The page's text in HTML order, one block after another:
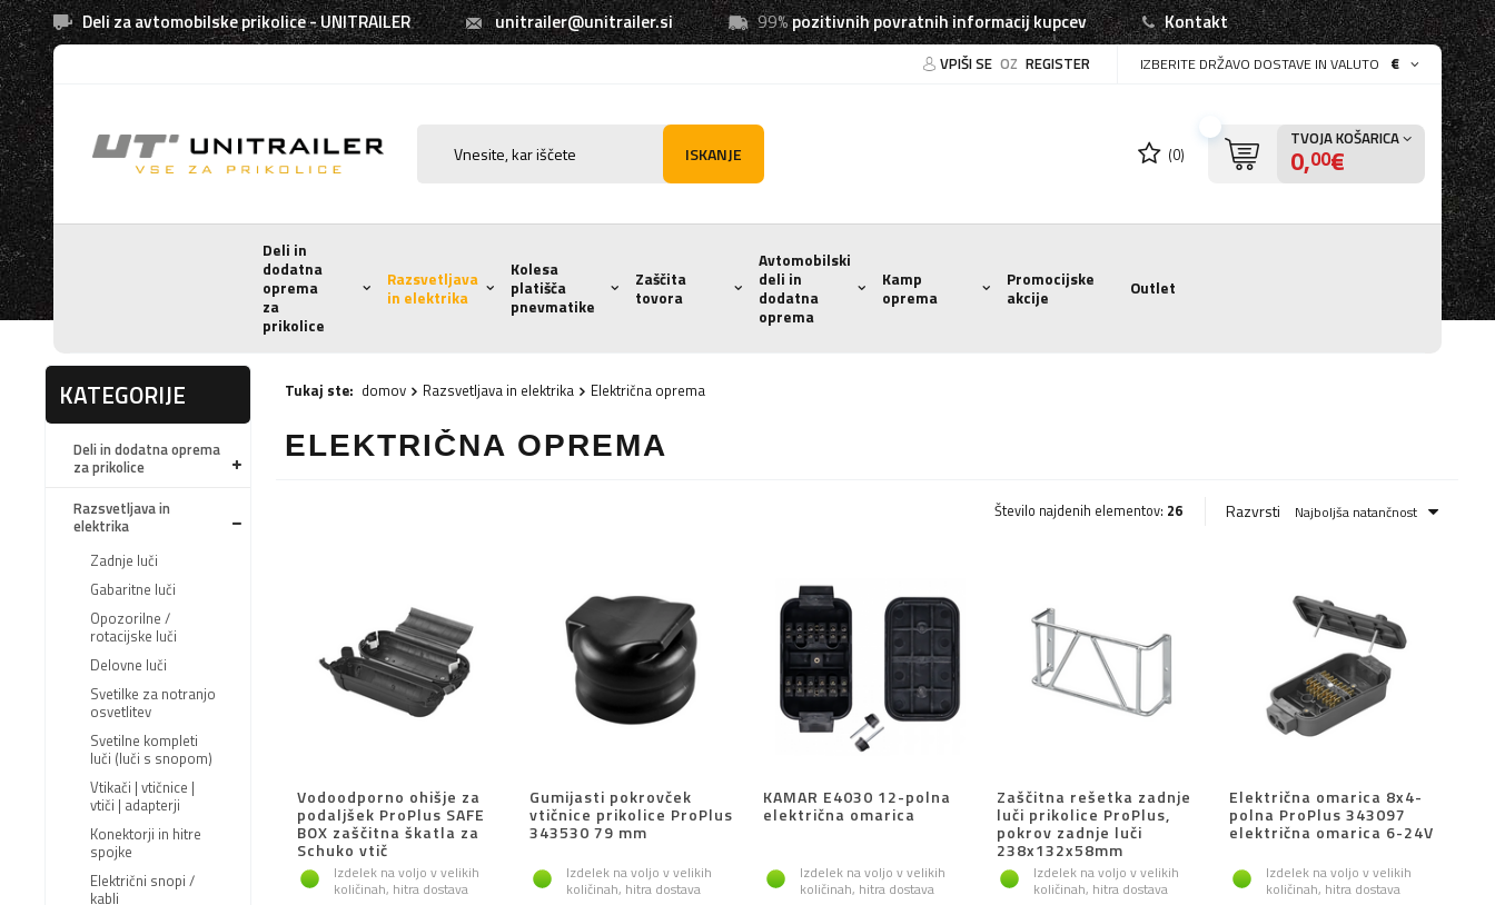
Deli za avtomobilske prikolice - UNITRAILER unitrailer@unitrailer.si 99%pozitivnih povratnih informacij kupcev Kontakt
VPIŠI SE OZ REGISTER IZBERITE DRŽAVO DOSTAVE IN VALUTO €
ISKANJE (0)
TVOJA KOŠARICA
0,00€
Deli in
dodatna
oprema
za
prikolice
Razsvetljava
in elektrika
Kolesa
platišča
pnevmatike
Zaščita
tovora
Avtomobilski
deli in
dodatna
oprema
Kamp
oprema
Promocijske
akcije
Outlet
KATEGORIJE
Deli in dodatna oprema
za prikolice
Razsvetljava in
elektrika
Zadnje luči
Gabaritne luči
Opozorilne /
rotacijske luči
Delovne luči
Svetilke za notranjo
osvetlitev
Svetilne kompleti
luči (luči s snopom)
Vtikači | vtičnice |
vtiči | adapterji
Konektorji in hitre
spojke
Električni snopi /
kabli
Tukaj ste: domov Razsvetljava in elektrika Električna oprema
ELEKTRIČNA OPREMA
Število najdenih elementov: 26 Razvrsti Najboljša natančnost
Vodoodporno ohišje za
podaljšek ProPlus SAFE
BOX zaščitna škatla za
Schuko vtič
Izdelek na voljo v velikih
količinah, hitra dostava
Gumijasti pokrovček
vtičnice prikolice ProPlus
343530 79 mm
Izdelek na voljo v velikih
količinah, hitra dostava
KAMAR E4030 12-polna
električna omarica
Izdelek na voljo v velikih
količinah, hitra dostava
Zaščitna rešetka zadnje
luči prikolice ProPlus,
pokrov zadnje luči
238x132x58mm
Izdelek na voljo v velikih
količinah, hitra dostava
Električna omarica 8x4-
polna ProPlus 343097
električna omarica 6-24V
Izdelek na voljo v velikih
količinah, hitra dostava